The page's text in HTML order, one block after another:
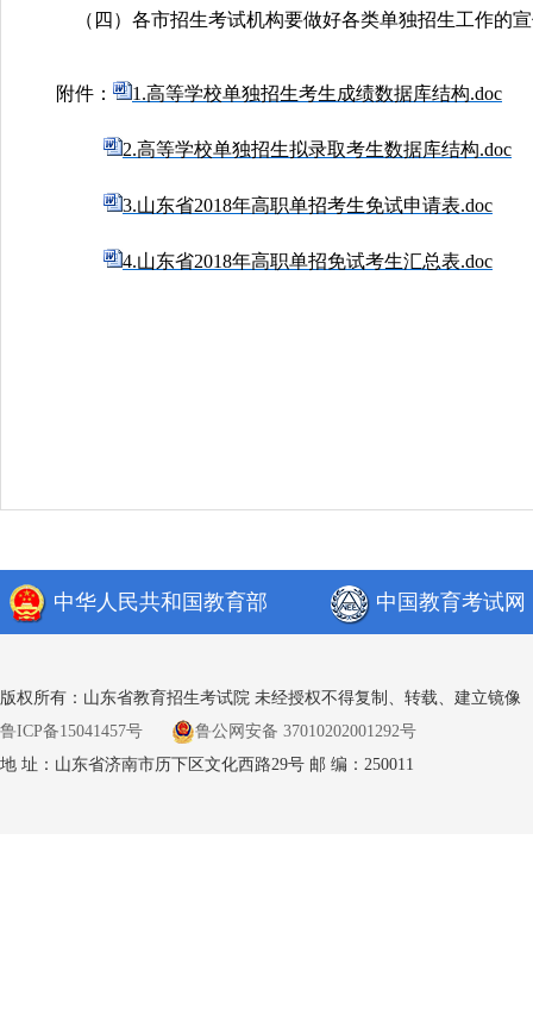
（四）各市招生考试机构要做好各类单独招生工作的宣
附件： 1.高等学校单独招生考生成绩数据库结构.doc
2.高等学校单独招生拟录取考生数据库结构.doc
3.山东省2018年高职单招考生免试申请表.doc
4.山东省2018年高职单招免试考生汇总表.doc
中华人民共和国教育部 中国教育考试网
版权所有：山东省教育招生考试院 未经授权不得复制、转载、建立镜像
鲁ICP备15041457号
鲁公网安备 37010202001292号
地 址：山东省济南市历下区文化西路29号 邮 编：250011